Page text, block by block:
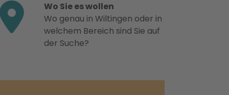
Wo Sie es wollen
Wo genau in Wiltingen oder in
welchem Bereich sind Sie auf
der Suche?